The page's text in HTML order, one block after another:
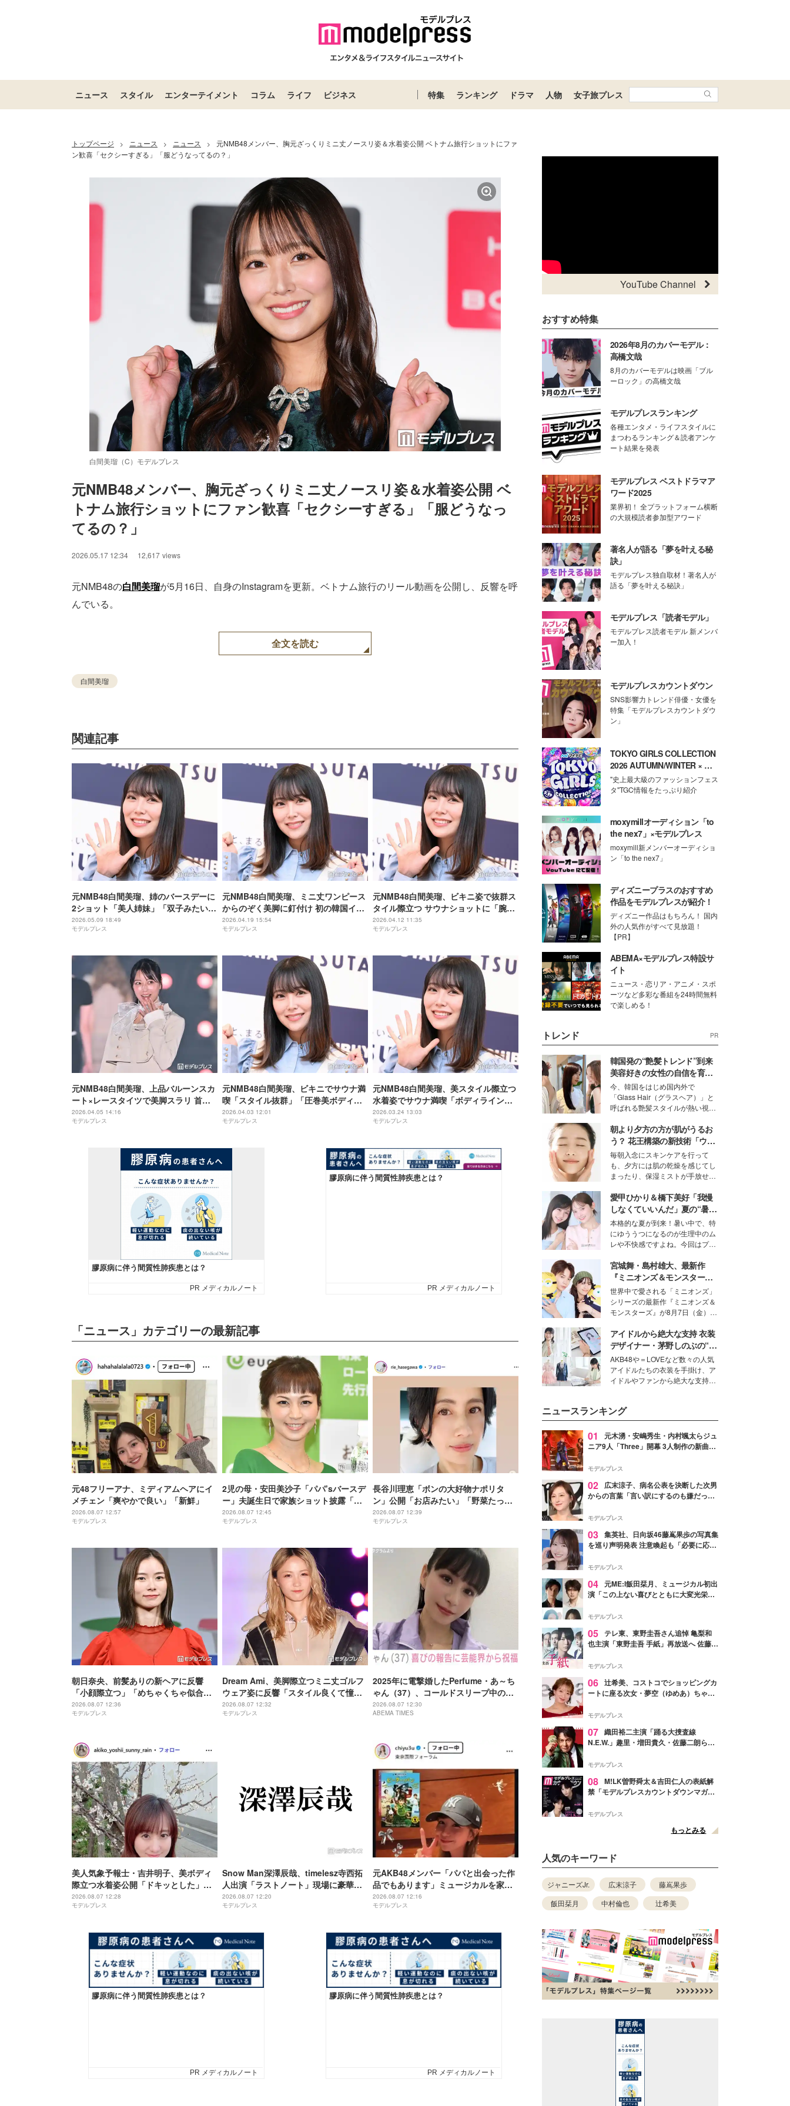
ニュース スタイル エンターテイメント コラム ライフ ビジネス 特集 ランキング ドラマ 人物 女子旅プレス
トップページ > ニュース > ニュース >
元NMB48メンバー、胸元ざっくりミニ丈ノースリ姿＆水着姿公開 ベトナム旅行ショットにファ
ン歓喜「セクシーすぎる」「服どうなってるの？」
白間美瑠（C）モデルプレス
元NMB48メンバー、胸元ざっくりミニ丈ノースリ姿＆水着姿公開 ベ
トナム旅行ショットにファン歓喜「セクシーすぎる」「服どうなっ
てるの？」
2026.05.17 12:34 12,617 views
元NMB48の白間美瑠が5月16日、自身のInstagramを更新。ベトナム旅行のリール動画を公開し、反響を呼
んでいる。
全文を読む
白間美瑠
関連記事
元NMB48白間美瑠、姉のバースデーに
2ショット「美人姉妹」「双子みたい」
と反響
2026.05.09 18:49
モデルプレス
元NMB48白間美瑠、ミニ丈ワンピース
からのぞく美脚に釘付け 初の韓国イベ
ント報告に「スタイル良すぎ」「天使
みたい」と反響
2026.04.19 15:54
モデルプレス
元NMB48白間美瑠、ビキニ姿で抜群ス
タイル際立つ サウナショットに「腕も
脚も細すぎ」「シルエット綺麗」と反
響
2026.04.12 11:35
モデルプレス
元NMB48白間美瑠、上品バルーンスカ
ート×レースタイツで美脚スラリ 首元
リボンがキュート【関コレ2026S/S】
2026.04.05 14:16
モデルプレス
元NMB48白間美瑠、ビキニでサウナ満
喫「スタイル抜群」「圧巻美ボディ」
と反響
2026.04.03 12:01
モデルプレス
元NMB48白間美瑠、美スタイル際立つ
水着姿でサウナ満喫「ボディラインが
綺麗すぎる」の声
2026.03.24 13:03
モデルプレス
「ニュース」カテゴリーの最新記事
元48フリーアナ、ミディアムヘアにイ
メチェン「爽やかで良い」「新鮮」
2026.08.07 12:57
モデルプレス
2児の母・安田美沙子「パパ’sバースデ
ー」夫誕生日で家族ショット披露「素
敵」「幸せ伝わる」などの声
2026.08.07 12:45
モデルプレス
長谷川理恵「ボンの大好物ナポリタ
ン」公開「お店みたい」「野菜たっぷ
りで健康的」と反響
2026.08.07 12:39
モデルプレス
朝日奈央、前髪ありの新ヘアに反響
「小顔際立つ」「めちゃくちゃ似合っ
てる」
2026.08.07 12:36
モデルプレス
Dream Ami、美脚際立つミニ丈ゴルフ
ウェア姿に反響「スタイル良くて憧れ
る」「緑色新鮮で可愛い」
2026.08.07 12:32
モデルプレス
2025年に電撃婚したPerfume・あ～ち
ゃん（37）、コールドスリープ中のプ
ライベート“2ショット”公開にファン
「元気そうでなにより」
2026.08.07 12:30
ABEMA TIMES
美人気象予報士・吉井明子、美ボディ
際立つ水着姿公開「ドキッとした」
「理想的」の声
2026.08.07 12:28
モデルプレス
Snow Man深澤辰哉、timelesz寺西拓
人出演「ラストノート」現場に豪華差
し入れ「流しそうめんはレベチ」「想
像超えてきた」と絶賛の声
2026.08.07 12:20
モデルプレス
元AKB48メンバー「パパと出会った作
品でもあります」ミュージカルを家族
で観賞 集合ショットに「胸アツ」「娘
も一緒になんて感慨深い」の声
2026.08.07 12:16
モデルプレス
YouTube Channel
おすすめ特集
2026年8月のカバーモデル：
高橋文哉
8月のカバーモデルは映画「ブル
ーロック」の高橋文哉
モデルプレスランキング
各種エンタメ・ライフスタイルに
まつわるランキング＆読者アンケ
ート結果を発表
モデルプレス ベストドラマア
ワード2025
業界初！ 全プラットフォーム横断
の大規模読者参加型アワード
著名人が語る「夢を叶える秘
訣」
モデルプレス独自取材！著名人が
語る「夢を叶える秘訣」
モデルプレス「読者モデル」
モデルプレス読者モデル 新メンバ
ー加入！
モデルプレスカウントダウン
SNS影響力トレンド俳優・女優を
特集「モデルプレスカウントダウ
ン」
TOKYO GIRLS COLLECTION
2026 AUTUMN/WINTER × モ
デルプレス
"史上最大級のファッションフェス
タ"TGC情報をたっぷり紹介
moxymillオーディション「to
the nex7」×モデルプレス
moxymill新メンバーオーディショ
ン「to the nex7」
ディズニープラスのおすすめ
作品をモデルプレスが紹介！
ディズニー作品はもちろん！ 国内
外の人気作がすべて見放題！
【PR】
ABEMA×モデルプレス特設サ
イト
ニュース・恋リア・アニメ・スポ
ーツなど多彩な番組を24時間無料
で楽しめる！
トレンド PR
韓国発の“艶髪トレンド”到来
美容好きの女性の自信を育む
「ヘアケア事情」って？
今、韓国をはじめ国内外で
「Glass Hair（グラスヘア）」と
呼ばれる艶髪スタイルが熱い視線
ションの完成度を高めるベースと
して、“髪そのものの美しさ”に改
めて注目する人が増えている様
子。今回は、そんな憧れの艶やか
な髪を日常で叶える、美容好きの
女性たちのヘアケア事情を紹介し
ます。
朝より夕方の方が肌がうるお
う？ 花王構築の新技術「ウォ
ーターキャプチャリングスキ
ン（捕水肌）」がスキンケア
の常識を変える予感
毎朝入念にスキンケアを行って
も、夕方には肌の乾燥を感じてし
まったり、保湿ミストが手放せな
な美容の常識を大きく変える可能
性を秘めた、革新的な「Water
Capturing Skin（ウォーターキャ
プチャリングスキン：捕水肌）」
技術を、花王が構築した。
愛甲ひかり＆橋下美好「我慢
しなくていいんだ」夏の“暑さ
対策”の新しい選択肢とは？
本格的な夏が到来！暑い中で、特
にゆううつになるのが生理中のム
レや不快感ですよね。今回はプラ
モデル・愛甲ひかりさんと橋下美
好さんを迎えて本音で女子会トー
ク。猛暑のお出かけを快適に過ご
すヒントや、2人が感動した夏の
生理の新常識にも迫りました。
宮城舞・島村雄大、最新作
『ミニオンズ＆モンスター
ズ』の魅力熱弁 ハチャメチャ
だけじゃない“友情と絆”に感
動
世界中で愛される「ミニオンズ」
シリーズの最新作『ミニオンズ＆
モンスターズ』が8月7日（金）に
ニオン好き”という共通点を持つモ
デルの宮城舞と島村雄大の特別対
談をお届け！それぞれの視点か
ら、今作ならではの魅力や予想外
の感動をもたらす奥深いストーリ
ーについて熱く語り合ってもらっ
アイドルから絶大な支持 衣装
デザイナー・茅野しのぶの“可
愛い”を作る美学＜「シチズン
クロスシー」インタビュー＞
AKB48や＝LOVEなど数々の人気
アイドルたちの衣装を手掛け、ア
イドルやファンから絶大な支持を
ター・茅野しのぶ。一人ひとりの
個性に寄り添い、魅力を引き出す
衣装作りは、多くの女性たちに勇
気と自信を与え続けている。
ニュースランキング
01
元木湧・安嶋秀生・内村颯太らジュ
ニア9人「Three」開幕 3人制作の新曲＆
進んで夢を掴みたい」【ゲネプロレポ】
モデルプレス
02
広末涼子、病名公表を決断した次男
からの言葉「言い訳にするのも嫌だっ
モデルプレス
03 集英社、日向坂46藤嶌果歩の写真集
を巡り声明発表 注意喚起も「必要に応じ
モデルプレス
04 元ME:I飯田栞月、ミュージカル初出
演「この上ない喜びとともに大変光栄」
ャスト発表
モデルプレス
05 テレ東、東野圭吾さん追悼 亀梨和
也主演「東野圭吾 手紙」再放送へ 佐藤隆
モデルプレス
06 辻希美、コストコでショッピングカ
ートに座る次女・夢空（ゆめあ）ちゃん
ぎ」「成長を感じる」の声
モデルプレス
07 織田裕二主演「踊る大捜査線
N.E.W.」趣里・増田貴久・佐藤二朗ら新
徴する“謎のキーワード”も
モデルプレス
08 M!LK曽野舜太＆吉田仁人の表紙解
禁「モデルプレスカウントダウンマガジ
モデルプレス
もっとみる
人気のキーワード
ジャニーズJr. 広末涼子
藤嶌果歩
飯田栞月
中村倫也 辻希美